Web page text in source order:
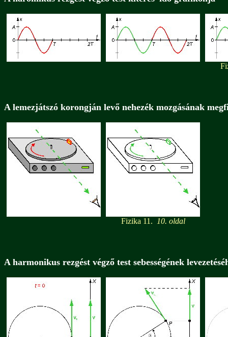
A lemezjátszó korongján levő nehezék mozgásának
Fizika 11. 10. oldal
A harmonikus rezgést végző test sebességének